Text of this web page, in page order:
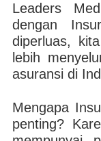
Leaders
dengan
diperluas,
lebih
asuransi di
Mengapa
penting?